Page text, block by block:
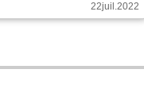
22juil.2022